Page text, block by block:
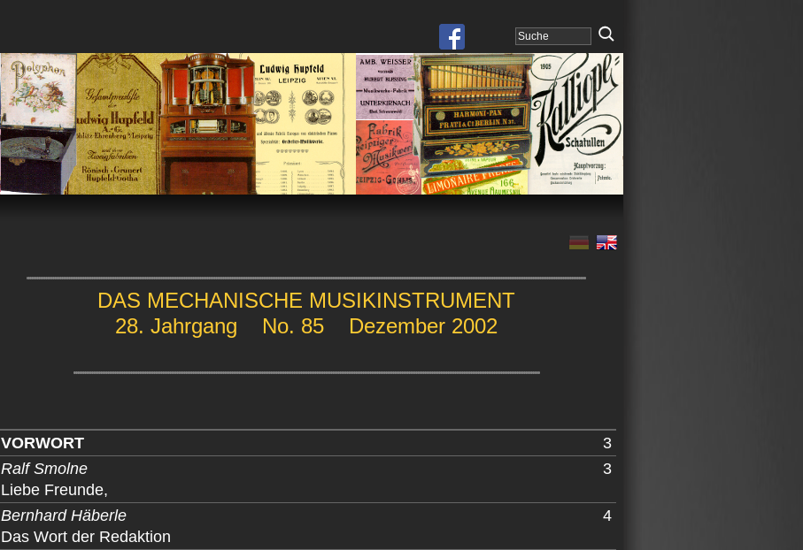
DAS MECHANISCHE MUSIKINSTRUMENT
28. Jahrgang No. 85 Dezember 2002
VORWORT
3
Ralf Smolne
Liebe Freunde,
3
Bernhard Häberle
Das Wort der Redaktion
4